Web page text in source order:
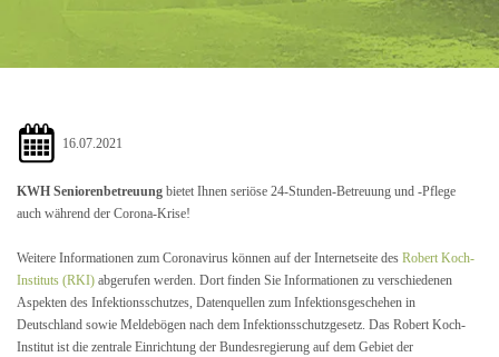
16.07.2021
KWH Seniorenbetreuung bietet Ihnen seriöse 24-Stunden-Betreuung und -Pflege
auch während der Corona-Krise!
Weitere Informationen zum Coronavirus können auf der Internetseite des Robert Koch-
Instituts (RKI) abgerufen werden. Dort finden Sie Informationen zu verschiedenen
Aspekten des Infektionsschutzes, Datenquellen zum Infektionsgeschehen in
Deutschland sowie Meldebögen nach dem Infektionsschutzgesetz. Das Robert Koch-
Institut ist die zentrale Einrichtung der Bundesregierung auf dem Gebiet der